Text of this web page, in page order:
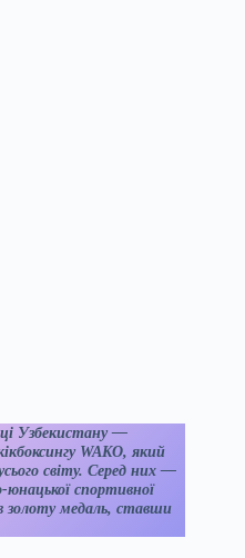
Узбекистану —
WAKO, який
світу. Серед них —
спортивної
золоту медаль, ставши